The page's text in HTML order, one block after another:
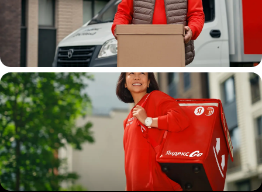
Водитель
грузовой машины